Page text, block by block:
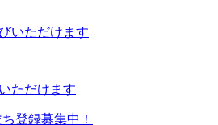
ただけます